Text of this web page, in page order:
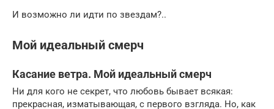
И возможно ли идти по звездам?..
Мой идеальный смерч
Касание ветра. Мой идеальный смерч
Ни для кого не секрет, что любовь бывает всякая:
прекрасная, изматывающая, с первого взгляда. Но, как